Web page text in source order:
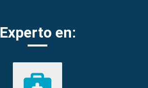
Experto en: